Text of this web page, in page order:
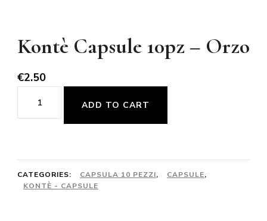
Kontè Capsule 10pz – Orzo
€2.50
Kontè
Capsule
Orzo
quantity
ADD TO CART
CATEGORIES: CAPSULA 10 PEZZI, CAPSULE,
KONTÈ - CAPSULE